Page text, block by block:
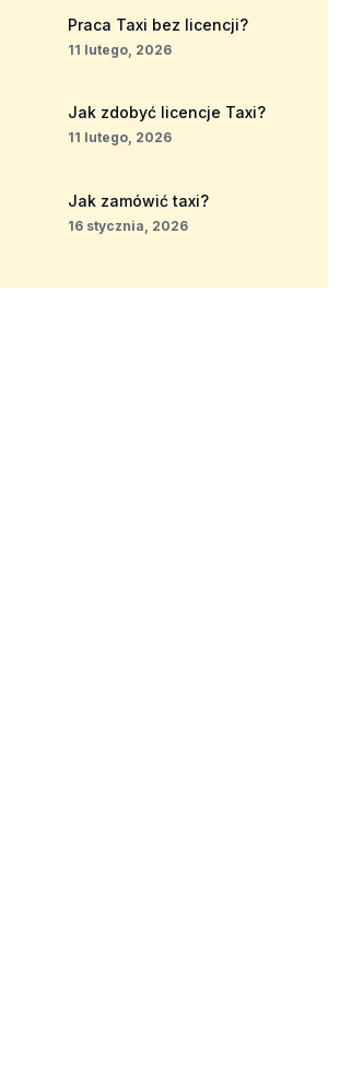
Praca Taxi bez licencji?
11 lutego, 2026
Jak zdobyć licencje Taxi?
11 lutego, 2026
Jak zamówić taxi?
16 stycznia, 2026